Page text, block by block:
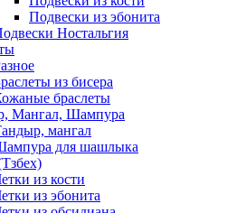
Подвески из эбонита
Ностальгия
из бисера
браслеты
Мангал, Шампура
мангал
для шашлыка
из кости
из эбонита